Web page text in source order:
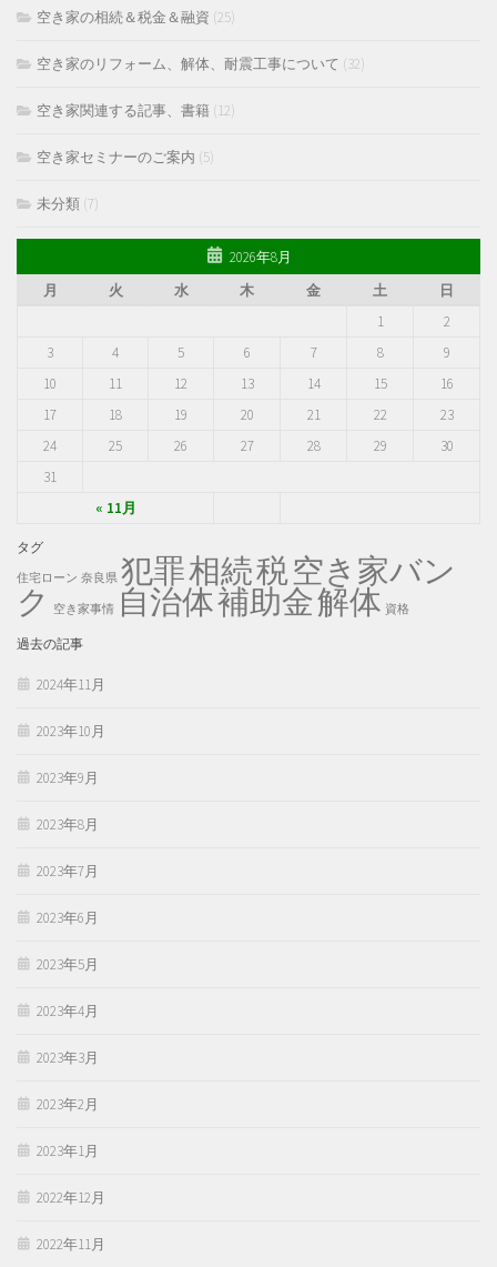
空き家の相続＆税金＆融資 (25)
空き家のリフォーム、解体、耐震工事について (32)
空き家関連する記事、書籍 (12)
空き家セミナーのご案内 (5)
未分類 (7)
2026年8月
月
火 水 木 金 土 日
« 11月
1
2
3
4 5 6 7 8
9
10
11 12 13 14 15
16
17
18 19 20 21 22
23
24
25 26 27 28 29
30
31
タグ
住宅ローン 奈良県 犯罪相続税空き家バン
ク 空き家事情 自治体補助金解体 資格
過去の記事
2024年11月
2023年10月
2023年9月
2023年8月
2023年7月
2023年6月
2023年5月
2023年4月
2023年3月
2023年2月
2023年1月
2022年12月
2022年11月